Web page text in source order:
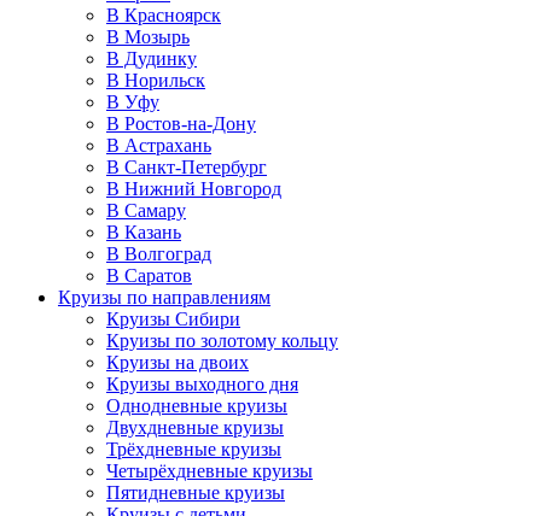
В Красноярск
В Мозырь
В Дудинку
В Норильск
В Уфу
В Ростов-на-Дону
В Астрахань
В Санкт-Петербург
В Нижний Новгород
В Самару
В Казань
В Волгоград
В Саратов
Круизы по направлениям
Круизы Сибири
Круизы по золотому кольцу
Круизы на двоих
Круизы выходного дня
Однодневные круизы
Двухдневные круизы
Трёхдневные круизы
Четырёхдневные круизы
Пятидневные круизы